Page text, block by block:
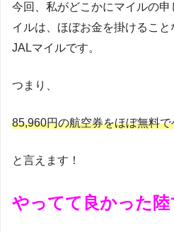
今回、私がどこかにマイルの
イルは、ほぼお金を掛けるこ
JALマイルです。
つまり、
85,960円の航空券をほぼ無料
と言えます！
やってて良かった陸